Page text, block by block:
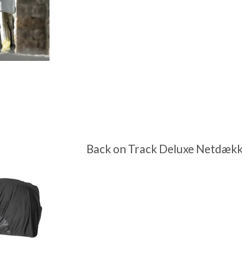
Back on Track Deluxe